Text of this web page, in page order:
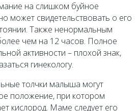
на слишком буйное
может свидетельствовать о его
Также ненормальным
чем на 12 часов. Полное
активности – плохой знак,
гинекологу.
толчки малыша могут
положение, при котором
кислород. Маме следует его